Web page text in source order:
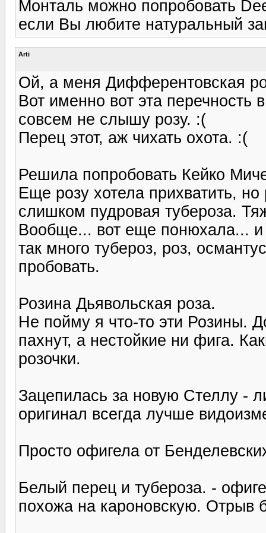
Монталь можно попробовать
если Вы любите натуральный
Arti
Ой, а меня Дифферентовская
Вот именно вот эта перечность
совсем не слышу розу. :(
Перец этот, аж чихать охота. :(
Решила попробовать Кейко
Еще розу хотела прихватить,
слишком пудровая тубероза.
Вообще... вот еще понюхала... и
так много тубероз, роз,
пробовать.
Розина Дьявольская роза.
Не пойму я что-то эти Розины.
пахнут, а нестойкие ни фига.
розочки.
Зацепилась за новую Стеллу -
оригинал всегда лучше
Просто офигела от
Белый перец и тубероза. -
похожа на кароновскую. Отрыв